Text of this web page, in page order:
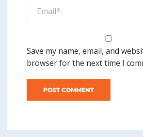
Save my name, email, and
browser for the next time I